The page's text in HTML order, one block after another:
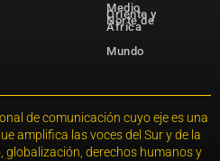
Medio
Oriente y
Norte de
África
Mundo
de comunicación cuyo eje es una
amplifica las voces del Sur y de la
globalización, derechos humanos y